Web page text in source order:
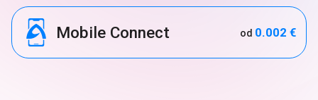
Mobile Connect od 0.002 €